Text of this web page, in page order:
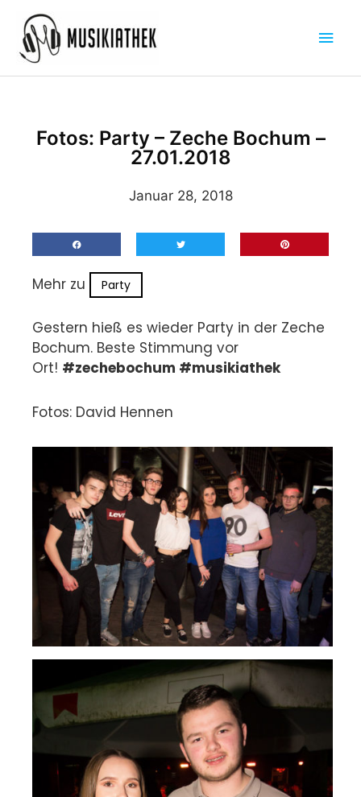
Inhalt
springen
Fotos: Party – Zeche Bochum –
27.01.2018
Januar 28, 2018
Mehr zu Party
Gestern hieß es wieder Party in der Zeche
Bochum. Beste Stimmung vor
Ort! #zechebochum #musikiathek
Fotos: David Hennen